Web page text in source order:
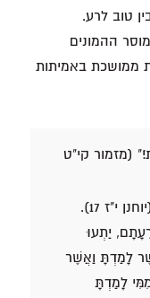
טוב לרע.
ההמונים
ממושכת באמיתות
(מזמור קי"ט
17).
יַתְעוּ
לָמַדְתָּ וַאֲשֶׁר
לָמַדְתָּ